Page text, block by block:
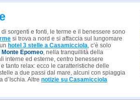
sorgenti e fonti, le terme e il benessere sono
si trova a nord e si affaccia sul lungomare
hotel 3 stelle a Casamicciola, c’è solo
Epomeo, nella tranquillità della
interne ed esterne, centro benessere
tanto relax: ecco le caratteristiche delle
a due passi dal mare, alcuni con spiaggia
Altre notizie su Casamicciola